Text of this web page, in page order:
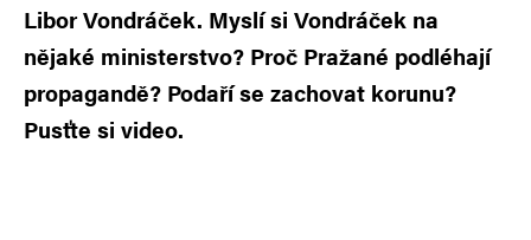
Libor Vondráček. Myslí si Vondráček na
nějaké ministerstvo? Proč Pražané podléhají
propagandě? Podaří se zachovat korunu?
Pusťte si video.